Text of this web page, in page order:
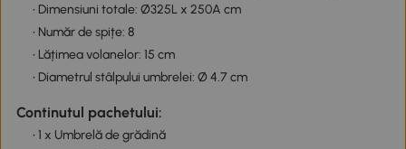
• Dimensiuni totale: Ø325L x 250A cm
• Număr de spițe: 8
• Lățimea volanelor: 15 cm
• Diametrul stâlpului umbrelei: Ø 4.7 cm
Continutul pachetului:
• 1 x Umbrelă de grădină